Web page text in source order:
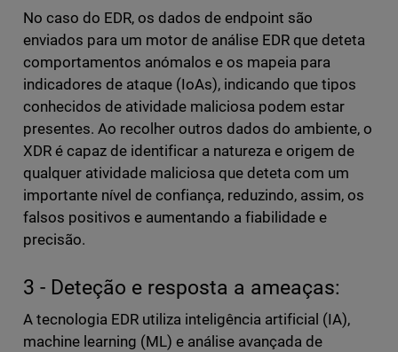
No caso do EDR, os dados de endpoint são
enviados para um motor de análise EDR que deteta
comportamentos anómalos e os mapeia para
indicadores de ataque (IoAs), indicando que tipos
conhecidos de atividade maliciosa podem estar
presentes. Ao recolher outros dados do ambiente, o
XDR é capaz de identificar a natureza e origem de
qualquer atividade maliciosa que deteta com um
importante nível de confiança, reduzindo, assim, os
falsos positivos e aumentando a fiabilidade e
precisão.
3 - Deteção e resposta a ameaças:
A tecnologia EDR utiliza inteligência artificial (IA),
machine learning (ML) e análise avançada de